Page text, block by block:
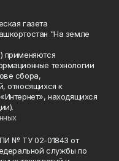
газета
"На земле
применяются
технологии
сбора,
относящихся к
находящихся
№ ТУ 02-01843 от
службы по